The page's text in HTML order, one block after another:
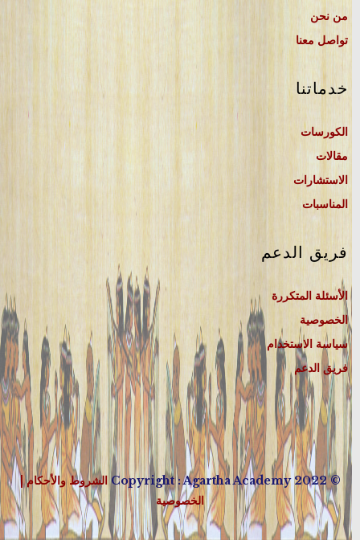
من نحن
تواصل معنا
خدماتنا
الكورسات
مقالات
الاستشارات
المناسبات
فريق الدعم
الأسئلة المتكررة
الخصوصية
سياسة الاستخدام
فريق الدعم
© 2022 Copyright : Agartha Academy الشروط والأحكام|
الخصوصية